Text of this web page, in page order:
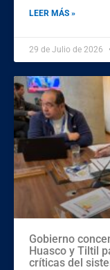
LEER MÁS »
29 de Julio de 2026
Gobierno
Huasco y Tiltil
críticas del